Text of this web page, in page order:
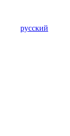
pусский